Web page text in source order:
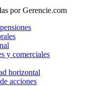
por Gerencie.com
y comerciales
horizontal
acciones